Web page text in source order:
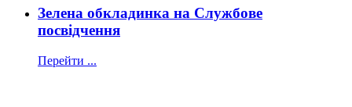
Зелена обкладинка на Службове
посвідчення
Перейти ...